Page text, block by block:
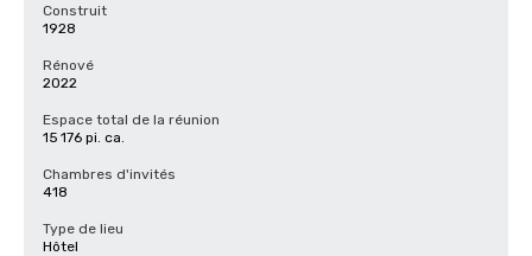
Construit
1928
Rénové
2022
Espace total de la réunion
15 176 pi. ca.
Chambres d'invités
418
Type de lieu
Hôtel